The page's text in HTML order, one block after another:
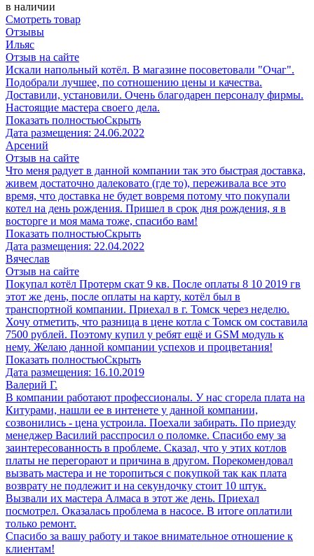
в наличии
Смотреть товар
Отзывы
Ильяс
Отзыв на сайте
Искали напольный котёл. В магазине посоветовали "Очаг".
Подобрали лучшее, по сотношению цены и качества.
Доставили, установили. Очень благодарен персоналу фирмы.
Настоящие мастера своего дела.
Показать полностьюСкрыть
Дата размещения: 24.06.2022
Арсений
Отзыв на сайте
Что меня радует в данной компании так это быстрая доставка,
живем достаточно далековато (где то), переживала все это
время, что доставка не будет вовремя потому что покупали
котел на день рождения. Пришел в срок дня рождения, я в
восторге и моя мама тоже, спасибо вам!
Показать полностьюСкрыть
Дата размещения: 22.04.2022
Вячеслав
Отзыв на сайте
Покупал котёл Протерм скат 9 кв. После оплаты 8 10 2019 гв
этот же день, после оплаты на карту, котёл был в
транспортной компании. Приехал в г. Томск через неделю.
Хочу отметить, что разница в цене котла с Томск ом составила
7500 рублей. Поэтому купил у ребят ещё и GSM модуль к
нему. Желаю данной компании успехов и процветания!
Показать полностьюСкрыть
Дата размещения: 16.10.2019
Валерий Г.
В компании работают профессионалы. У нас сгорела плата на
Китурами, нашли ее в интенете у данной компании,
созвонились - цена устроила. Поехали забирать. По приезду
менеджер Василий расспросил о поломке. Спасибо ему за
заинтересованность в проблеме. Сказал, что у этих котлов
платы не перегорают и причина в другом. Порекомендовал
вызвать мастера и не торопиться с покупкой так как плата
возврату не подлежит и на секундочку стоит 10 штук.
Вызвали их мастера Алмаса в этот же день. Приехал
посмотрел. Оказалась проблема в насосе. В итоге оплатили
только ремонт.
Спасибо за вашу работу и такое внимательное отношение к
клиентам!